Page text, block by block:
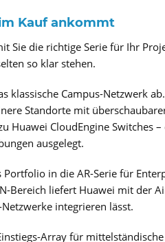
Kauf ankommt
Sie die richtige Serie für Ihr
so klar stehen.
klassische Campus-Netzwerk
Standorte mit
CloudEngine Switches
ausgelegt.
in die AR-Serie für
Bereich liefert Huawei mit der
integrieren lässt.
Array für